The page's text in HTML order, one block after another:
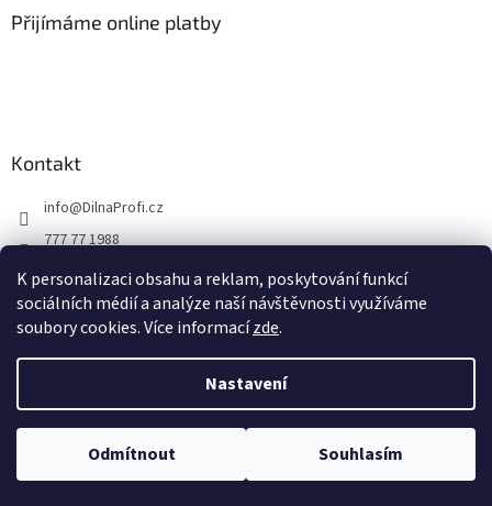
K personalizaci obsahu a reklam, poskytování funkcí
sociálních médií a analýze naší návštěvnosti využíváme
soubory cookies. Více informacízde.
Nastavení
Odmítnout Souhlasím
Přijímáme online platby
Kontakt
info@DilnaProfi.cz
777 77 1988
Copyright 2026DilnaProfi.cz. Všechna práva vyhrazena.Upravit